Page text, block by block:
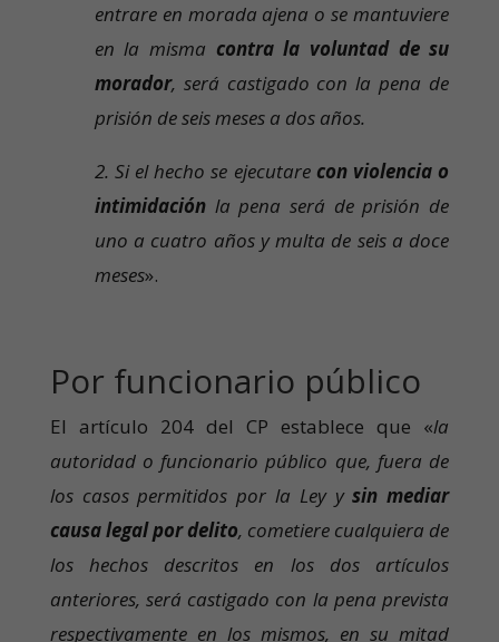
entrare en morada ajena o se mantuviere
en la misma contra la voluntad de su
morador, será castigado con la pena de
prisión de seis meses a dos años.
2. Si el hecho se ejecutare con violencia o
intimidaciónla pena será de prisión de
uno a cuatro años y multa de seis a doce
meses».
Por funcionario público
El artículo 204 del CP establece que «la
autoridad o funcionario público que, fuera de
los casos permitidos por la Ley ysin mediar
causa legal por delito, cometiere cualquiera de
los hechos descritos en los dos artículos
anteriores, será castigado con la pena prevista
respectivamente en los mismos, en su mitad